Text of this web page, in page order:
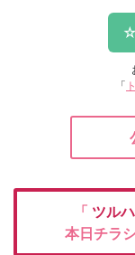
「
「 ツル
本日チラ